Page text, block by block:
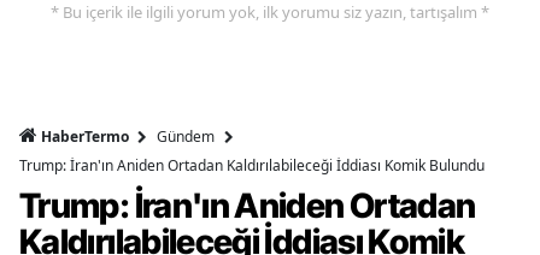
* Bu içerik ile ilgili yorum yok, ilk yorumu siz yazın, tartışalım *
HaberTermo
Gündem
Trump: İran'ın Aniden Ortadan Kaldırılabileceği İddiası Komik Bulundu
Trump: İran'ın Aniden Ortadan
Kaldırılabileceği İddiası Komik